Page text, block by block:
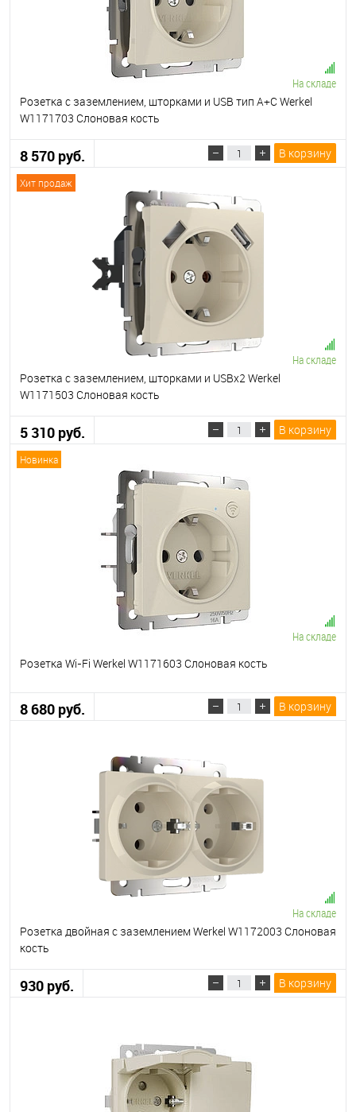
На складе
Розетка с заземлением, шторками и USB тип A+C Werkel
W1171703 Слоновая кость
8 570 руб. В корзину
Хит продаж
На складе
Розетка с заземлением, шторками и USBх2 Werkel
W1171503 Слоновая кость
5 310 руб. В корзину
Новинка
На складе
Розетка Wi-Fi Werkel W1171603 Слоновая кость
8 680 руб. В корзину
На складе
Розетка двойная с заземлением Werkel W1172003 Слоновая
кость
930 руб. В корзину